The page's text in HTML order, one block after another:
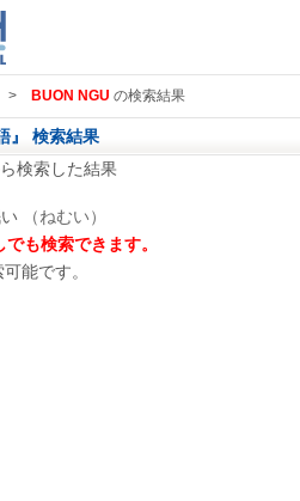
> BUON NGU の検索結果
』 検索結果
検索した結果
い （ねむい）
も検索できます。
能です。